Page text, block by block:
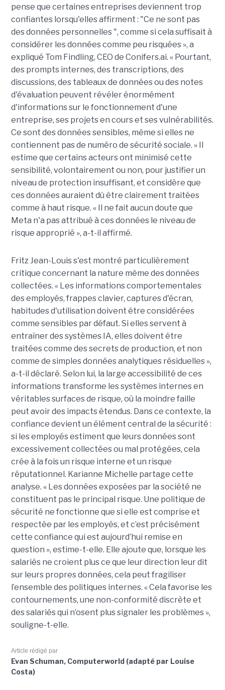
pense que certaines entreprises deviennent trop
confiantes lorsqu'elles affirment : "Ce ne sont pas
des données personnelles ", comme si cela suffisait à
considérer les données comme peu risquées », a
expliqué Tom Findling, CEO de Conifers.ai. « Pourtant,
des prompts internes, des transcriptions, des
discussions, des tableaux de données ou des notes
d'évaluation peuvent révéler énormément
d'informations sur le fonctionnement d'une
entreprise, ses projets en cours et ses vulnérabilités.
Ce sont des données sensibles, même si elles ne
contiennent pas de numéro de sécurité sociale. » Il
estime que certains acteurs ont minimisé cette
sensibilité, volontairement ou non, pour justifier un
niveau de protection insuffisant, et considère que
ces données auraient dû être clairement traitées
comme à haut risque. « Il ne fait aucun doute que
Meta n'a pas attribué à ces données le niveau de
risque approprié », a-t-il affirmé.
Fritz Jean-Louis s'est montré particulièrement
critique concernant la nature même des données
collectées. « Les informations comportementales
des employés, frappes clavier, captures d'écran,
habitudes d'utilisation doivent être considérées
comme sensibles par défaut. Si elles servent à
entraîner des systèmes IA, elles doivent être
traitées comme des secrets de production, et non
comme de simples données analytiques résiduelles »,
a-t-il déclaré. Selon lui, la large accessibilité de ces
informations transforme les systèmes internes en
véritables surfaces de risque, où la moindre faille
peut avoir des impacts étendus. Dans ce contexte, la
confiance devient un élément central de la sécurité :
si les employés estiment que leurs données sont
excessivement collectées ou mal protégées, cela
crée à la fois un risque interne et un risque
réputationnel. Karianne Michelle partage cette
analyse. « Les données exposées par la société ne
constituent pas le principal risque. Une politique de
sécurité ne fonctionne que si elle est comprise et
respectée par les employés, et c’est précisément
cette confiance qui est aujourd’hui remise en
question », estime-t-elle. Elle ajoute que, lorsque les
salariés ne croient plus ce que leur direction leur dit
sur leurs propres données, cela peut fragiliser
l’ensemble des politiques internes. « Cela favorise les
contournements, une non-conformité discrète et
des salariés qui n’osent plus signaler les problèmes »,
souligne-t-elle.
Article rédigé par
Evan Schuman, Computerworld (adapté par Louise
Costa)